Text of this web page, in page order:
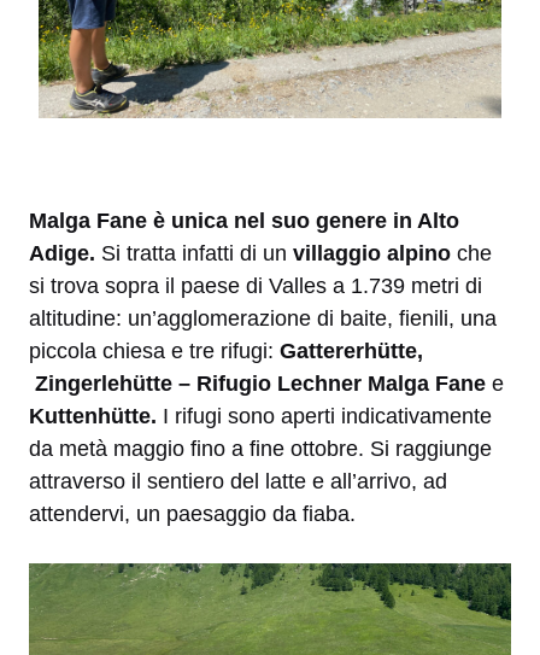
Malga Fane è unica nel suo genere in Alto
Adige. Si tratta infatti di un villaggio alpino che
si trova sopra il paese di Valles a 1.739 metri di
altitudine: un’agglomerazione di baite, fienili, una
piccola chiesa e tre rifugi: Gattererhütte,
Zingerlehütte – Rifugio Lechner Malga Fane e
Kuttenhütte. I rifugi sono aperti indicativamente
da metà maggio fino a fine ottobre. Si raggiunge
attraverso il sentiero del latte e all’arrivo, ad
attendervi, un paesaggio da fiaba.